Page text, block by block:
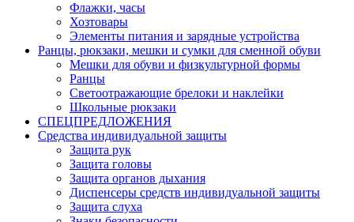
Флажки, часы
Хозтовары
Элементы питания и зарядные устройства
Ранцы, рюкзаки, мешки и сумки для сменной обуви
Мешки для обуви и физкультурной формы
Ранцы
Светоотражающие брелоки и наклейки
Школьные рюкзаки
СПЕЦПРЕДЛОЖЕНИЯ
Средства индивидуальной защиты
Защита рук
Защита головы
Защита органов дыхания
Диспенсеры средств индивидуальной защиты
Защита слуха